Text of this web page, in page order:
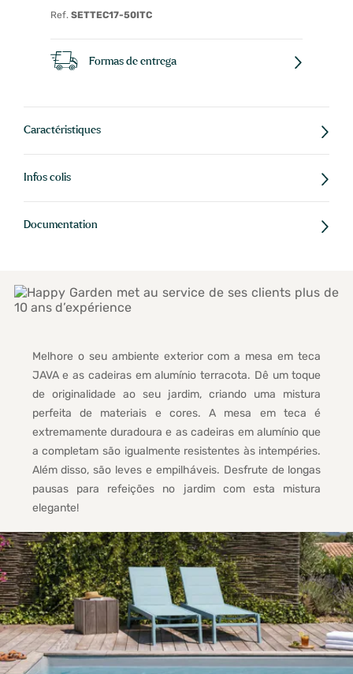
Ref. SETTEC17-50ITC
Formas de entrega
Caractéristiques
Infos colis
Documentation
Melhore o seu ambiente exterior com a mesa em teca
JAVA e as cadeiras em alumínio terracota. Dê um toque
de originalidade ao seu jardim, criando uma mistura
perfeita de materiais e cores. A mesa em teca é
extremamente duradoura e as cadeiras em alumínio que
a completam são igualmente resistentes às intempéries.
Além disso, são leves e empilháveis. Desfrute de longas
pausas para refeições no jardim com esta mistura
elegante!